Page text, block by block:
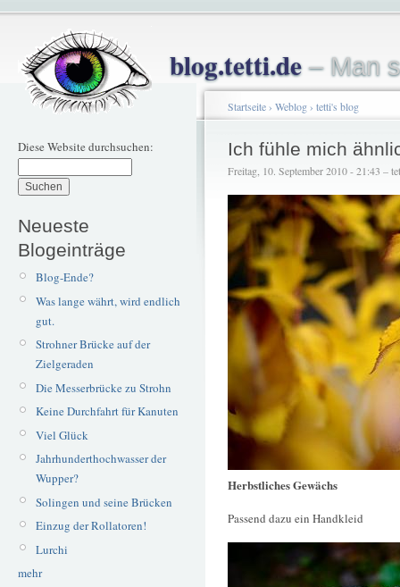
blog.tetti.de– Man
Diese Website durchsuchen:
Neueste
Blogeinträge
Blog-Ende?
Was lange währt, wird endlich
gut.
Strohner Brücke auf der
Zielgeraden
Die Messerbrücke zu Strohn
Keine Durchfahrt für Kanuten
Viel Glück
Jahrhunderthochwasser der
Wupper?
Solingen und seine Brücken
Einzug der Rollatoren!
Lurchi
mehr
Startseite› Weblog› tetti's blog
Ich fühle mich
Freitag, 10. September 2010 - 21:43 –
Herbstliches Gewächs
Passend dazu ein Handkleid